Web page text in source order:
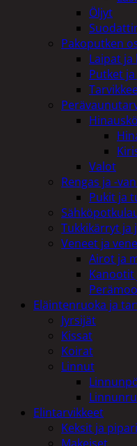
Öljyt
Pakoputken
Laipat
Putket
Valot
Rengas ja -
Pukit ja
Tukkikärryt
Veneet ja
Airot ja
Kanootit
Eläintenruoka ja
Jyrsijät
Kissat
Koirat
Linnut
Elintarvikkeet
Keksit ja